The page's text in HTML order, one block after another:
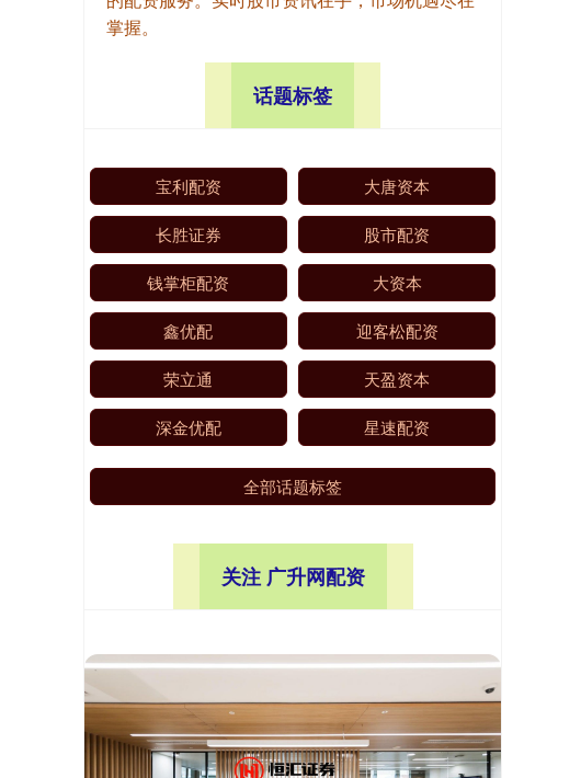
掌握。
话题标签
宝利配资 大唐资本
长胜证券 股市配资
钱掌柜配资 大资本
鑫优配 迎客松配资
荣立通 天盈资本
深金优配 星速配资
全部话题标签
关注 广升网配资